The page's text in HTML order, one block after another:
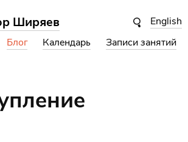
English
Ширяев
Блог Календарь Записи занятий